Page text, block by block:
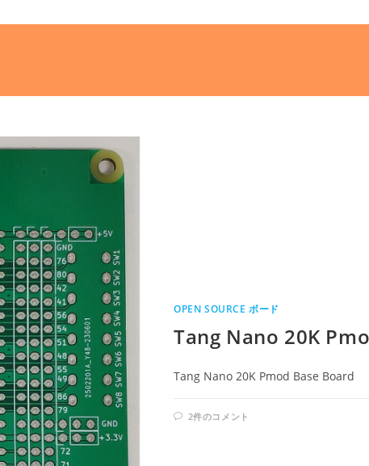
OPEN SOURCE ボード
Tang Nano 20K
Tang Nano 20K Pmod Base Board
2件のコメント